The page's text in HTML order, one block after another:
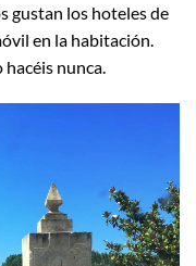
gustan los hoteles de
en la habitación.
hacéis nunca.